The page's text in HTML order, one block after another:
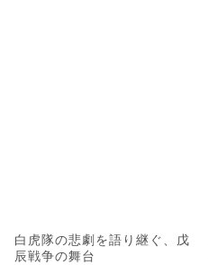
白虎隊の悲劇を語り継ぐ、戊
辰戦争の舞台